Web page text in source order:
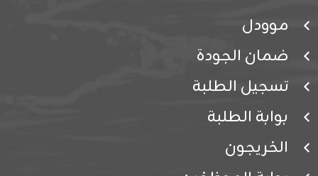
موودل
ضمان الجودة
تسجيل الطلبة
بوابة الطلبة
الخريجون